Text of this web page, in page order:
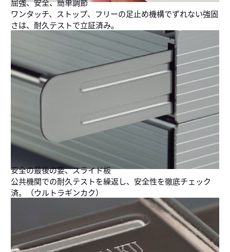
ワンタッチ、ストップ、フリーの足止め機構でずれない強固
さは、耐久テストで立証済み。
安全の最後の要、スライド板
公共機関での耐久テストを繰返し、安全性を徹底チェック
済。（ウルトラギンカク）